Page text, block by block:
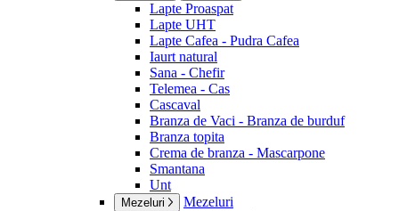
Lapte Proaspat
Lapte UHT
Lapte Cafea - Pudra Cafea
Iaurt natural
Sana - Chefir
Telemea - Cas
Cascaval
Branza de Vaci - Branza de burduf
Branza topita
Crema de branza - Mascarpone
Smantana
Unt
Mezeluri Mezeluri